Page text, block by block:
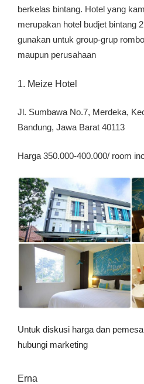
berkelas bintang. Hotel yang
merupakan hotel budjet bintang
gunakan untuk group-grup
maupun perusahaan
1. Meize Hotel
Jl. Sumbawa No.7, Merdeka,
Bandung, Jawa Barat 40113
Harga 350.000-400.000/ room
Untuk diskusi harga dan
hubungi marketing
Erna